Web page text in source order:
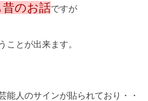
のお話ですが
うことが出来ます。
能人のサインが貼られており・・